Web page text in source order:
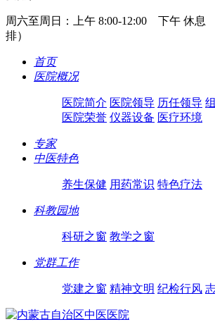
周六至周日：上午 8:00-12:00 下午 休
排）
首页
医院概况
医院简介 医院领导 历任领导
医院荣誉 仪器设备 医疗环境
专家
中医特色
养生保健 用药常识 特色疗法
科教园地
科研之窗 教学之窗
党群工作
党建之窗 精神文明 纪检行风